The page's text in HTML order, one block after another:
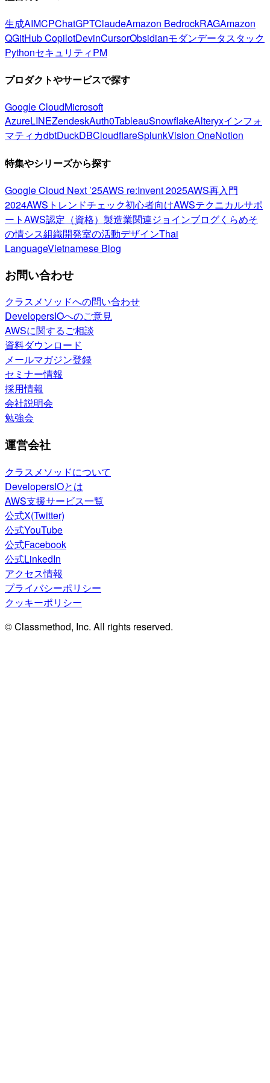
生成AIMCPChatGPTClaudeAmazon BedrockRAGAmazon
QGitHub CopilotDevinCursorObsidianモダンデータスタック
PythonセキュリティPM
プロダクトやサービスで探す
Google CloudMicrosoft
AzureLINEZendeskAuth0TableauSnowflakeAlteryxインフォ
マティカdbtDuckDBCloudflareSplunkVision OneNotion
特集やシリーズから探す
Google Cloud Next ’25AWS re:Invent 2025AWS再入門
2024AWSトレンドチェック初心者向けAWSテクニカルサポ
ートAWS認定（資格） 製造業関連ジョインブログくらめそ
の情シス組織開発室の活動デザインThai
LanguageVietnamese Blog
お問い合わせ
クラスメソッドへの問い合わせ
DevelopersIOへのご意見
AWSに関するご相談
資料ダウンロード
メールマガジン登録
セミナー情報
採用情報
会社説明会
勉強会
運営会社
クラスメソッドについて
DevelopersIOとは
AWS支援サービス一覧
公式X(Twitter)
公式YouTube
公式Facebook
公式LinkedIn
アクセス情報
プライバシーポリシー
クッキーポリシー
© Classmethod, Inc. All rights reserved.